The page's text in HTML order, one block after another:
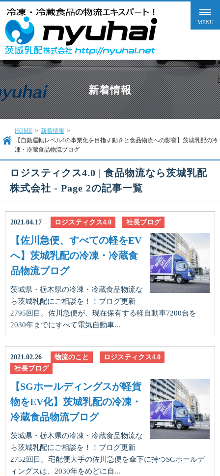
新着情報
HOME > 新着情報 >
【自動運転レベル4の事業化を目指す動きと食品物流への影響】茨城乳配の冷
凍・冷蔵食品物流ブログ
ロジスティクス4.0 | 食品物流なら茨城乳配
株式会社 - Page 2の記事一覧
2021.04.17 ロジスティクス4.0 社長ブログ
【佐川急便、すべての軽をEV
へ】茨城乳配の冷凍・冷蔵食
品物流ブログ
茨城県・栃木県の冷凍・冷蔵食品物流な
ら茨城乳配にご相談を！！ブログ更新
2795回目。佐川急便が、現在保有する軽自動車7200台を
2030年までにすべて電気自動車...
2021.02.26 物流のこと
ロジスティクス4.0
社長ブログ
【SGホールディングスが軽貨
物をEV化】茨城乳配の冷凍・
冷蔵食品物流ブログ
茨城県・栃木県の冷凍・冷蔵食品物流な
ら茨城乳配にご相談を！！ブログ更新
2752回目。宅配便大手の佐川急便を傘下に持つSGホールデ
ィングスは、2030年をめどに自...